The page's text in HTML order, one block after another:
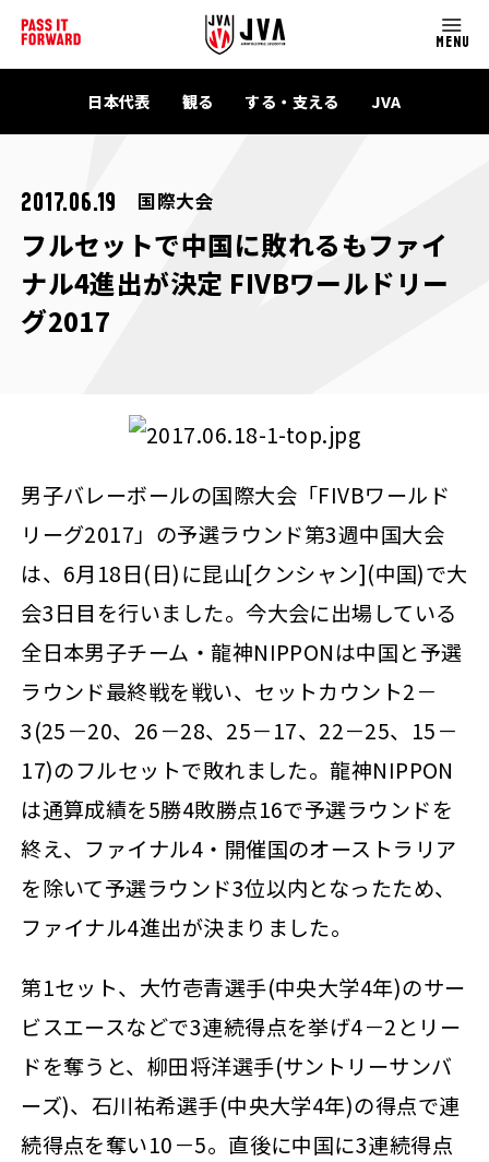
MENU
日本代表 観る する・支える JVA
2017.06.19 国際大会
フルセットで中国に敗れるもファイ
ナル4進出が決定 FIVBワールドリー
グ2017
男子バレーボールの国際大会「FIVBワールド
リーグ2017」の予選ラウンド第3週中国大会
は、6月18日(日)に昆山[クンシャン](中国)で大
会3日目を行いました。今大会に出場している
全日本男子チーム・龍神NIPPONは中国と予選
ラウンド最終戦を戦い、セットカウント2－
3(25－20、26－28、25－17、22－25、15－
17)のフルセットで敗れました。龍神NIPPON
は通算成績を5勝4敗勝点16で予選ラウンドを
終え、ファイナル4・開催国のオーストラリア
を除いて予選ラウンド3位以内となったため、
ファイナル4進出が決まりました。
第1セット、大竹壱青選手(中央大学4年)のサー
ビスエースなどで3連続得点を挙げ4－2とリー
ドを奪うと、柳田将洋選手(サントリーサンバ
ーズ)、石川祐希選手(中央大学4年)の得点で連
続得点を奪い10－5。直後に中国に3連続得点